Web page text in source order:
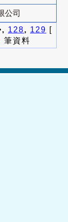
公司
128, 129 [
筆資料